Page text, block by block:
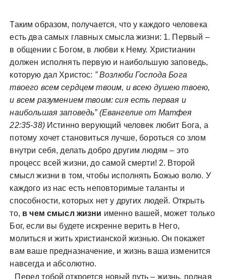
Таким образом, получается, что у каждого человека
есть два самых главных смысла жизни: 1. Первый –
в общении с Богом, в любви к Нему. Христианин
должен исполнять первую и наибольшую заповедь,
которую дал Христос: ” Возлюби Господа Бога
твоего всем сердцем твоим, и всею душею твоею,
и всем разумением твоим: сия есть первая и
наибольшая заповедь” (Евангелие от Матфея
22:35-38)Истинно верующий человек любит Бога, а
потому хочет становиться лучше, бороться со злом
внутри себя, делать добро другим людям – это
процесс всей жизни, до самой смерти! 2. Второй
смысл жизни в том, чтобы исполнять Божью волю. У
каждого из нас есть неповторимые таланты и
способности, которых нет у других людей. Открыть
то, в чем смысл жизни именно вашей, может только
Бог, если вы будете искренне верить в Него,
молиться и жить христианской жизнью. Он покажет
вам ваше предназначение, и жизнь ваша изменится
навсегда и абсолютно.
Перед тобой откроется новый путь – жизнь, полная